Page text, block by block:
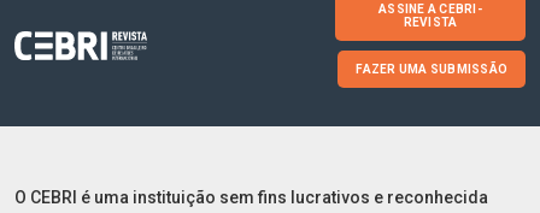
ASSINE A CEBRI-
REVISTA
FAZER UMA SUBMISSÃO
O CEBRI é uma instituição sem fins lucrativos e reconhecida